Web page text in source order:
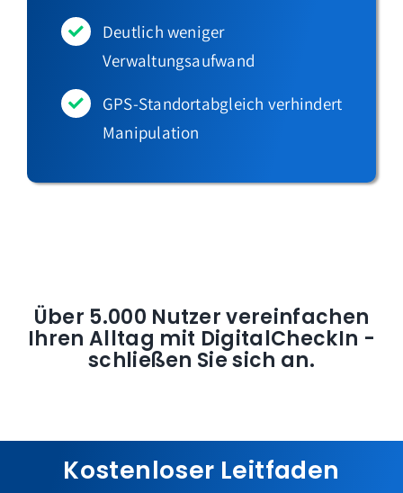
Deutlich weniger
Verwaltungsaufwand
GPS-Standortabgleich verhindert
Manipulation
Über 5.000 Nutzer vereinfachen
Ihren Alltag mit DigitalCheckIn -
schließen Sie sich an.
Kostenloser Leitfaden